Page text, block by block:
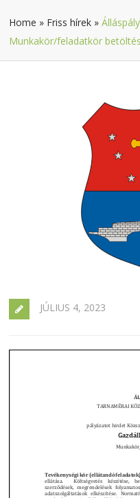
Home » Friss hírek »
Munkakör/feladatkör
JÚLIUS 4, 2023